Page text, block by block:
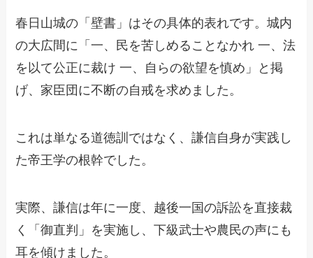
春日山城の「壁書」はその具体的表れです。城内
の大広間に「一、民を苦しめることなかれ 一、法
を以て公正に裁け 一、自らの欲望を慎め」と掲
げ、家臣団に不断の自戒を求めました。
これは単なる道徳訓ではなく、謙信自身が実践し
た帝王学の根幹でした。
実際、謙信は年に一度、越後一国の訴訟を直接裁
く「御直判」を実施し、下級武士や農民の声にも
耳を傾けました。